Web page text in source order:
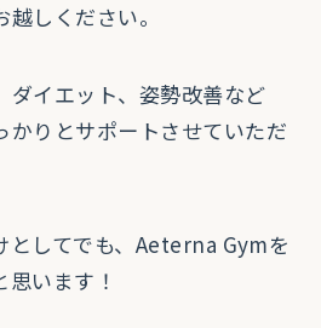
しください。
ダイエット、姿勢改善など
かりとサポートさせていただ
としてでも、Aeterna Gymを
います！